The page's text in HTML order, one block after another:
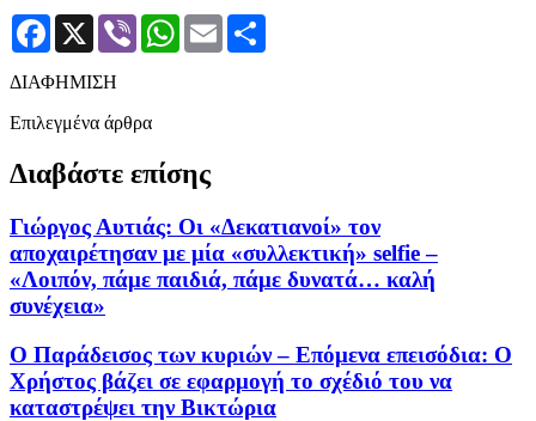
Facebook
X Viber WhatsApp
Email
ΔΙΑΦΗΜΙΣΗ
Επιλεγμένα άρθρα
Διαβάστε επίσης
Γιώργος Αυτιάς: Οι «Δεκατιανοί» τον
αποχαιρέτησαν με μία «συλλεκτική» selfie –
«Λοιπόν, πάμε παιδιά, πάμε δυνατά… καλή
συνέχεια»
Ο Παράδεισος των κυριών – Επόμενα επεισόδια: Ο
Χρήστος βάζει σε εφαρμογή το σχέδιό του να
καταστρέψει την Βικτώρια